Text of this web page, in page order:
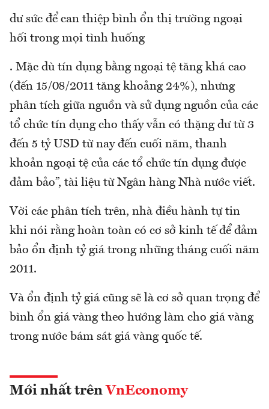
dư sức để can thiệp bình ổn thị trường ngoại
hối trong mọi tình huống
. Mặc dù tín dụng bằng ngoại tệ tăng khá cao
(đến 15/08/2011 tăng khoảng 24%), nhưng
phân tích giữa nguồn và sử dụng nguồn của các
tổ chức tín dụng cho thấy vẫn có thặng dư từ 3
đến 5 tỷ USD từ nay đến cuối năm, thanh
khoản ngoại tệ của các tổ chức tín dụng được
đảm bảo”, tài liệu từ Ngân hàng Nhà nước viết.
Vời các phân tích trên, nhà điều hành tự tin
khi nói rằng hoàn toàn có cơ sở kinh tế để đảm
bảo ổn định tỷ giá trong những tháng cuối năm
2011.
Và ổn định tỷ giá cũng sẽ là cơ sở quan trọng để
bình ổn giá vàng theo hướng làm cho giá vàng
trong nước bám sát giá vàng quốc tế.
Mới nhất trên VnEconomy